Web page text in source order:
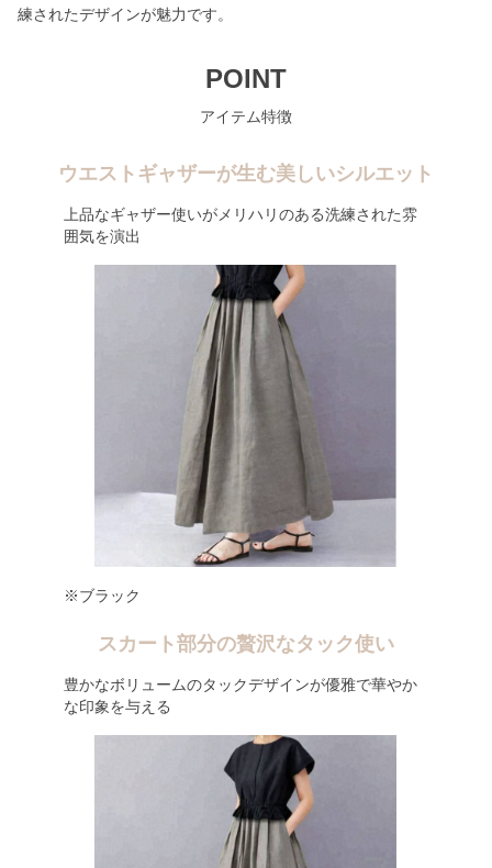
練されたデザインが魅力です。
POINT
アイテム特徴
ウエストギャザーが生む美しいシルエット
上品なギャザー使いがメリハリのある洗練された雰
囲気を演出
※ブラック
スカート部分の贅沢なタック使い
豊かなボリュームのタックデザインが優雅で華やか
な印象を与える